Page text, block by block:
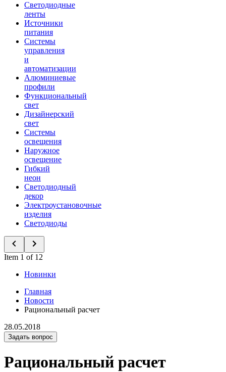
Светодиодные
ленты
Источники
питания
Системы
управления
и
автоматизации
Алюминиевые
профили
Функциональный
свет
Дизайнерский
свет
Системы
освещения
Наружное
освещение
Гибкий
неон
Светодиодный
декор
Электроустановочные
изделия
Светодиоды
Item 1 of 12
Новинки
Главная
Новости
Рациональный расчет
28.05.2018
Задать вопрос
Рациональный расчет